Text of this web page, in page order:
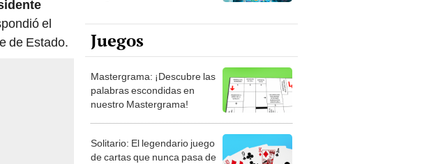
el
de Estado.
Juegos
Mastergrama: ¡Descubre las
palabras escondidas en
nuestro Mastergrama!
Solitario: El legendario juego
de cartas que nunca pasa de